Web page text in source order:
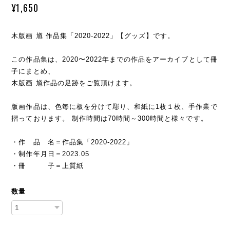
¥1,650
木版画 馗 作品集「2020-2022」【グッズ】です。
この作品集は、2020〜2022年までの作品をアーカイブとして冊
子にまとめ、
木版画 馗作品の足跡をご覧頂けます。
版画作品は、色毎に板を分けて彫り、和紙に1枚１枚、手作業で
摺っております。 制作時間は70時間～300時間と様々です。
・作 品 名＝作品集「2020-2022」
・制作年月日＝2023.05
・冊 子＝上質紙
数量